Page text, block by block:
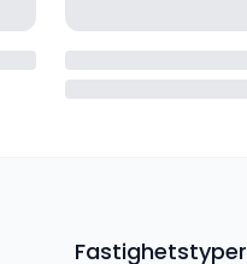
Fastighetstyper